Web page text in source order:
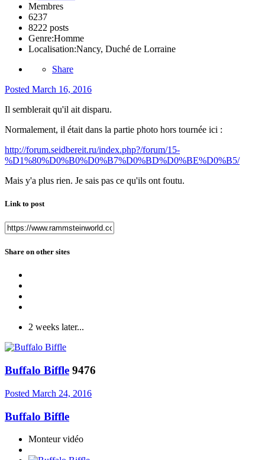
Membres
6237
8222 posts
Genre:Homme
Localisation:Nancy, Duché de Lorraine
Share
Posted March 16, 2016
Il semblerait qu'il ait disparu.
Normalement, il était dans la partie photo hors tournée ici :
http://forum.seidbereit.ru/index.php?/forum/15-
%D1%80%D0%B0%D0%B7%D0%BD%D0%BE%D0%B5/
Mais y'a plus rien. Je sais pas ce qu'ils ont foutu.
Link to post
Share on other sites
2 weeks later...
Buffalo Biffle 9476
Posted March 24, 2016
Buffalo Biffle
Monteur vidéo